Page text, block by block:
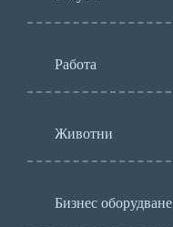
Работа
Животни
Бизнес оборудване